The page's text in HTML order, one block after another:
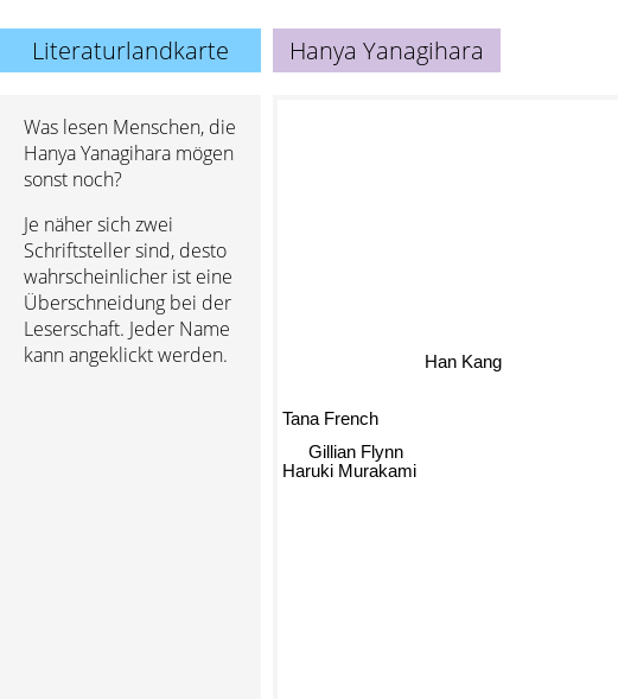
Literaturlandkarte Hanya Yanagihara
Was lesen Menschen, die
Hanya Yanagihara mögen
sonst noch?
Je näher sich zwei
Schriftsteller sind, desto
wahrscheinlicher ist eine
Überschneidung bei der
Leserschaft. Jeder Name
kann angeklickt werden.
Haruki Murakami
Gillian Flynn
Tana French